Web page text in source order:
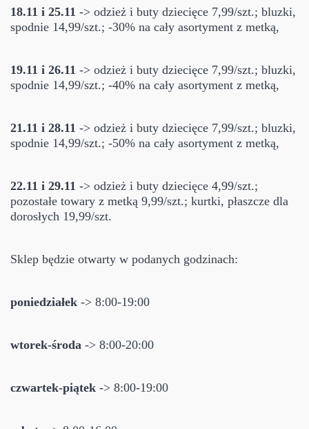
18.11 i 25.11 -> odzież i buty dziecięce 7,99/szt.; bluzki,
spodnie 14,99/szt.; -30% na cały asortyment z metką,
19.11 i 26.11 -> odzież i buty dziecięce 7,99/szt.; bluzki,
spodnie 14,99/szt.; -40% na cały asortyment z metką,
21.11 i 28.11 -> odzież i buty dziecięce 7,99/szt.; bluzki,
spodnie 14,99/szt.; -50% na cały asortyment z metką,
22.11 i 29.11 -> odzież i buty dziecięce 4,99/szt.;
pozostałe towary z metką 9,99/szt.; kurtki, płaszcze dla
dorosłych 19,99/szt.
Sklep będzie otwarty w podanych godzinach:
poniedziałek -> 8:00-19:00
wtorek-środa -> 8:00-20:00
czwartek-piątek -> 8:00-19:00